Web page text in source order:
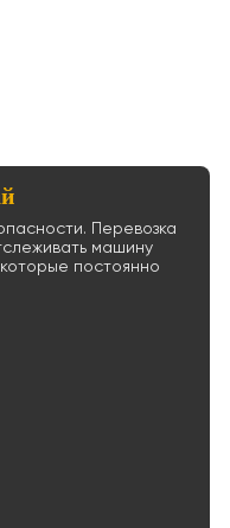
Перевозка
машину
постоянно